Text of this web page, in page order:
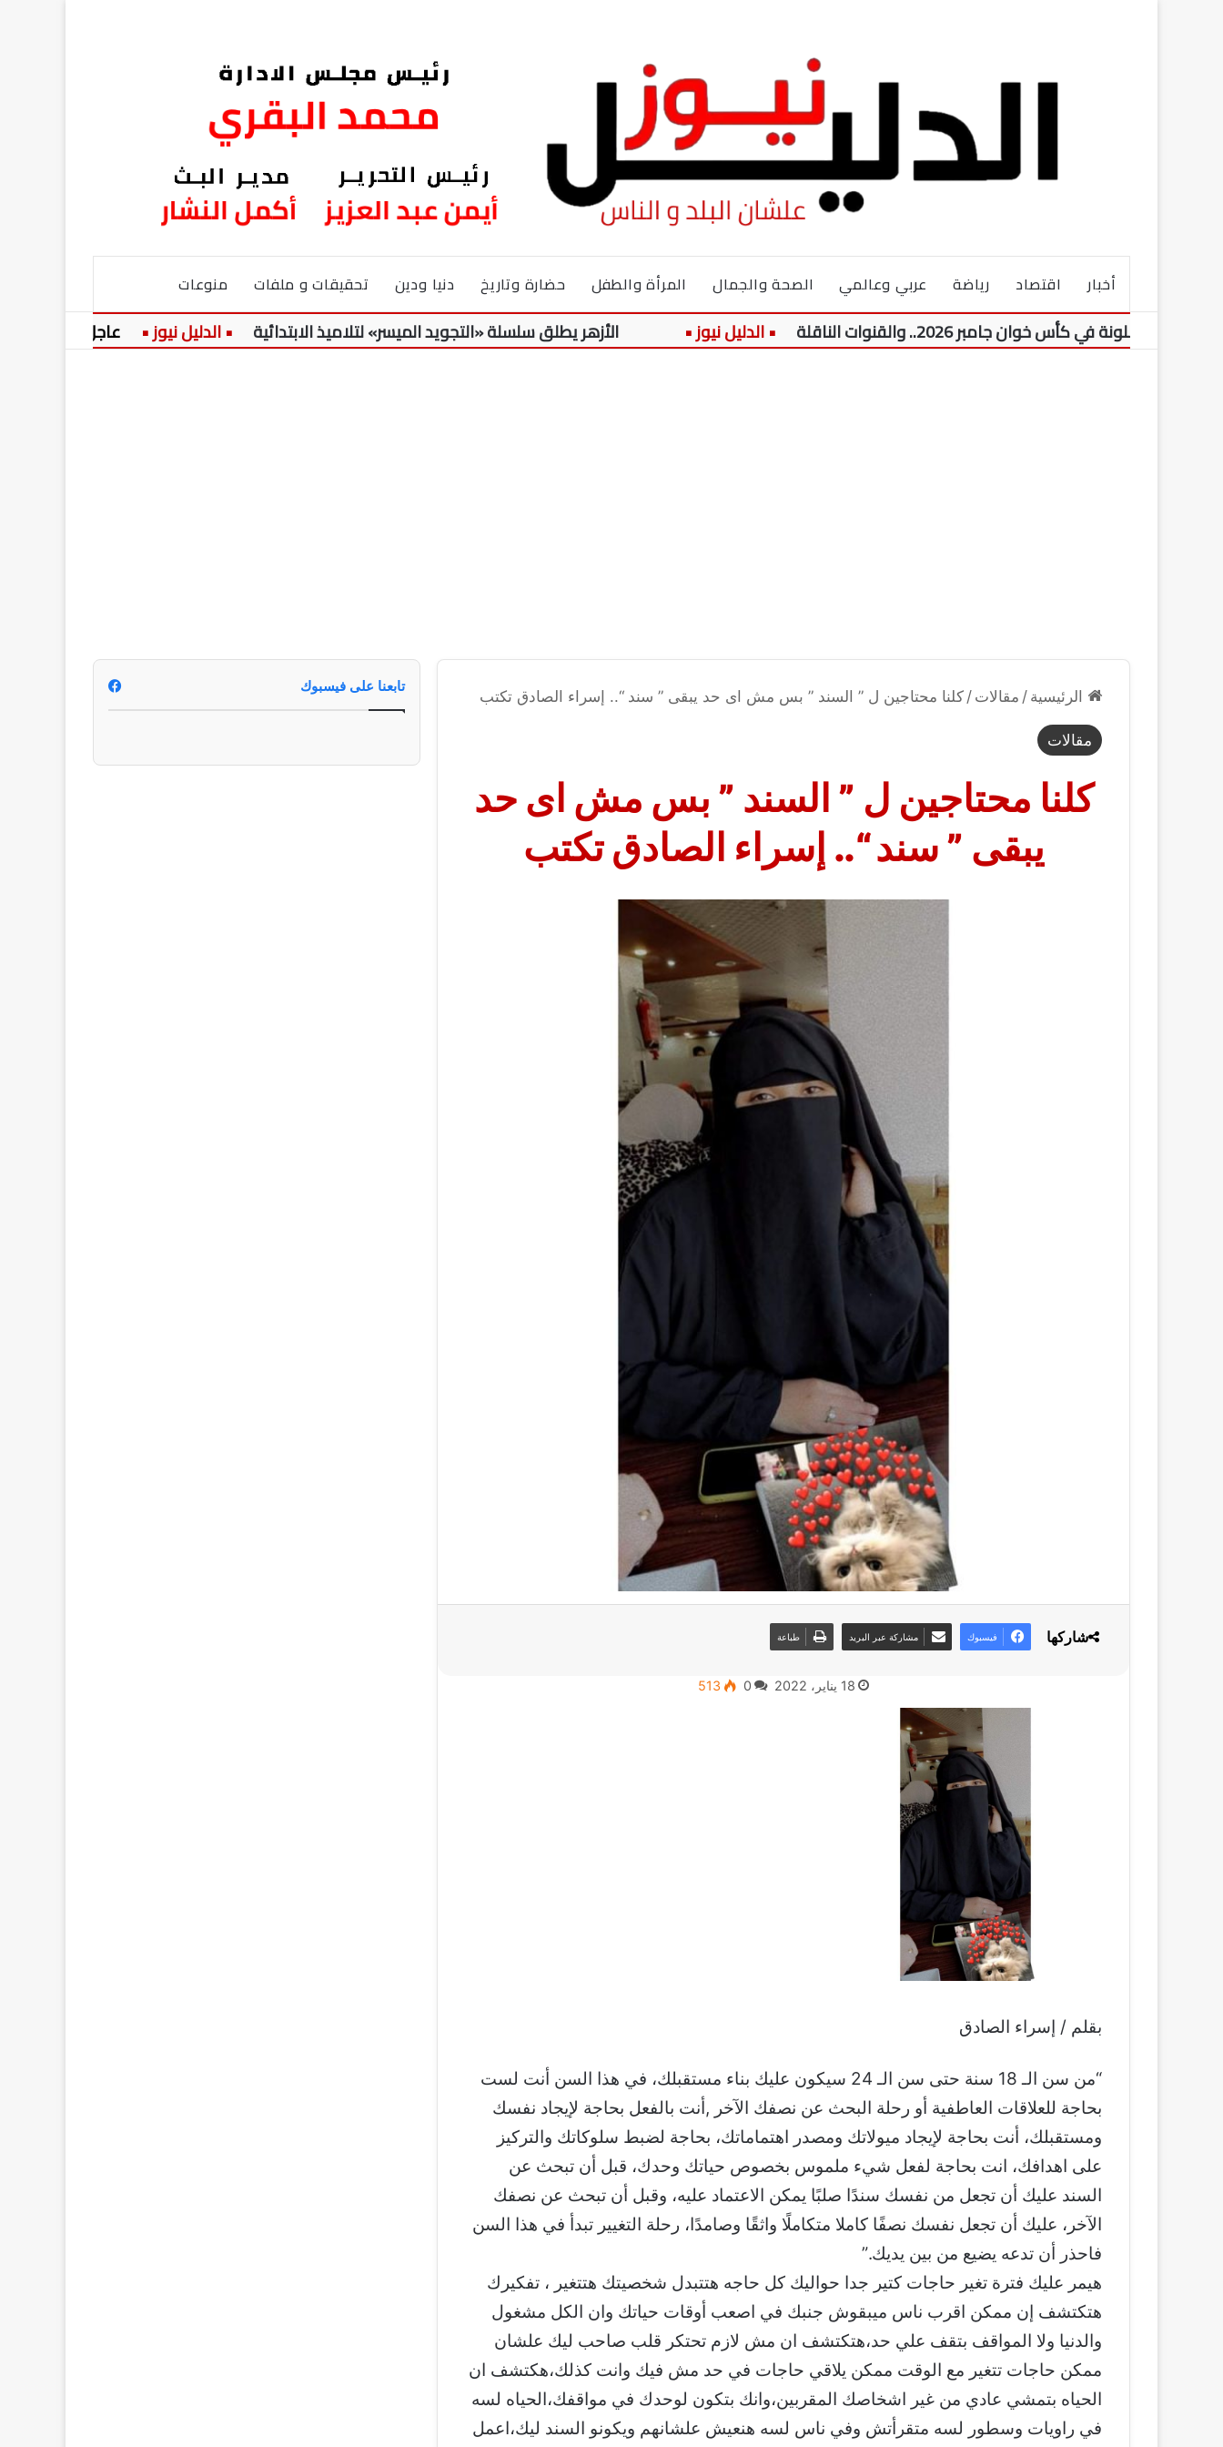
أخبار اقتصاد رياضة عربي وعالمي الصحة والجمال المرأة والطفل حضارة وتاريخ دنيا ودين تحقيقات و ملفات منوعات
في كأس خوان جامبر 2026.. والقنوات الناقلة الأزهر يطلق سلسلة «التجويد الميسر» لتلاميذ الابتدائية عاجل:
الرئيسية / مقالات / كلنا محتاجين ل ” السند ” بس مش اى حد يبقى ” سند “.. إسراء الصادق تكتب
مقالات
كلنا محتاجين ل ” السند ” بس مش اى حد
يبقى ” سند “.. إسراء الصادق تكتب
18 يناير، 2022 0
513
بقلم / إسراء الصادق
“من سن الـ 18 سنة حتى سن الـ 24 سيكون عليك بناء مستقبلك، في هذا السن أنت لست
بحاجة للعلاقات العاطفية أو رحلة البحث عن نصفك الآخر ,أنت بالفعل بحاجة لإيجاد نفسك
ومستقبلك، أنت بحاجة لإيجاد ميولاتك ومصدر اهتماماتك، بحاجة لضبط سلوكاتك والتركيز
على اهدافك، انت بحاجة لفعل شيء ملموس بخصوص حياتك وحدك، قبل أن تبحث عن
السند عليك أن تجعل من نفسك سندًا صلبًا يمكن الاعتماد عليه، وقبل أن تبحث عن نصفك
الآخر، عليك أن تجعل نفسك نصفًا كاملا متكاملًا واثقًا وصامدًا، رحلة التغيير تبدأ في هذا السن
فاحذر أن تدعه يضيع من بين يديك.”
هيمر عليك فترة تغير حاجات كتير جدا حواليك كل حاجه هتتبدل شخصيتك هتتغير ، تفكيرك
هتكتشف إن ممكن اقرب ناس ميبقوش جنبك في اصعب أوقات حياتك وان الكل مشغول
والدنيا ولا المواقف بتقف علي حد،هتكتشف ان مش لازم تحتكر قلب صاحب ليك علشان
ممكن حاجات تتغير مع الوقت ممكن يلاقي حاجات في حد مش فيك وانت كذلك،هكتشف ان
الحياه بتمشي عادي من غير اشخاصك المقربين،وانك بتكون لوحدك في مواقفك،الحياه لسه
في راويات وسطور لسه متقرأتش وفي ناس لسه هنعيش علشانهم ويكونو السند ليك،اعمل
شاركها فيسبوك مشاركة عبر البريد طباعة
تابعنا على فيسبوك